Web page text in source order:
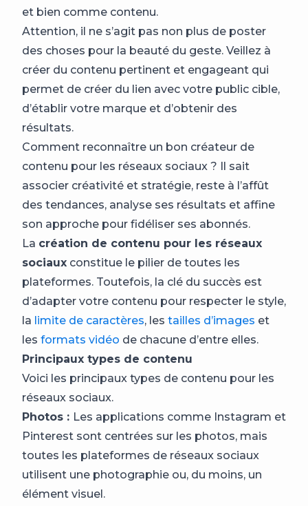
et bien comme contenu.
Attention, il ne s’agit pas non plus de poster
des choses pour la beauté du geste. Veillez à
créer du contenu pertinent et engageant qui
permet de créer du lien avec votre public cible,
d’établir votre marque et d’obtenir des
résultats.
Comment reconnaître un bon créateur de
contenu pour les réseaux sociaux ? Il sait
associer créativité et stratégie, reste à l’affût
des tendances, analyse ses résultats et affine
son approche pour fidéliser ses abonnés.
La création de contenu pour les réseaux
sociaux constitue le pilier de toutes les
plateformes. Toutefois, la clé du succès est
d’adapter votre contenu pour respecter le style,
la limite de caractères, les tailles d’images et
les formats vidéo de chacune d’entre elles.
Principaux types de contenu
Voici les principaux types de contenu pour les
réseaux sociaux.
Photos : Les applications comme Instagram et
Pinterest sont centrées sur les photos, mais
toutes les plateformes de réseaux sociaux
utilisent une photographie ou, du moins, un
élément visuel.